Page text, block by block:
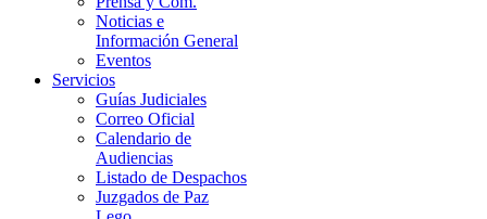
Noticias e
Información General
Eventos
Servicios
Guías Judiciales
Correo Oficial
Calendario de
Audiencias
Listado de Despachos
Juzgados de Paz